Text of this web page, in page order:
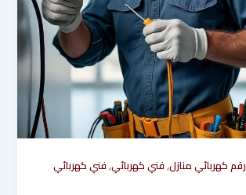
رقم كهربائي منازل,فني كهربائي,فني كهربائي